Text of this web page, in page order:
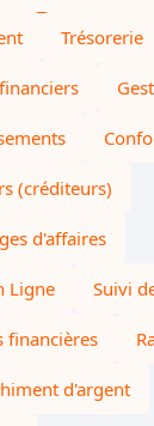
Trésorerie
(créditeurs)
d'affaires
Ligne Suivi
financières
d'argent